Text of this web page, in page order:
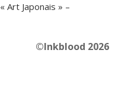
Art Japonais » –
©Inkblood 2026